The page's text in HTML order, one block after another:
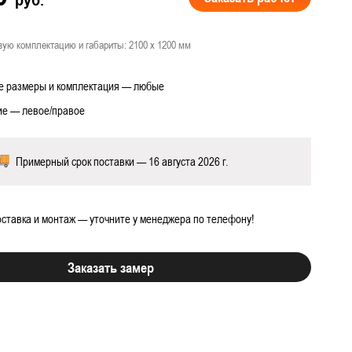
комплектацию и габариты: 2100 х 1200 мм
размеры и комплектация — любые
— левое/правое
Примерный срок поставки — 16 августа 2026 г.
и монтаж — уточните у менеджера по телефону!
Заказать замер